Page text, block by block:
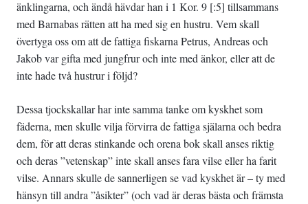
änklingarna, och ändå hävdar han i 1 Kor. 9 [:5] tillsammans
med Barnabas rätten att ha med sig en hustru. Vem skall
övertyga oss om att de fattiga fiskarna Petrus, Andreas och
Jakob var gifta med jungfrur och inte med änkor, eller att de
inte hade två hustrur i följd?
Dessa tjockskallar har inte samma tanke om kyskhet som
fäderna, men skulle vilja förvirra de fattiga själarna och bedra
dem, för att deras stinkande och orena bok skall anses riktig
och deras ”vetenskap” inte skall anses fara vilse eller ha farit
vilse. Annars skulle de sannerligen se vad kyskhet är – ty med
hänsyn till andra ”åsikter” (och vad är deras bästa och främsta